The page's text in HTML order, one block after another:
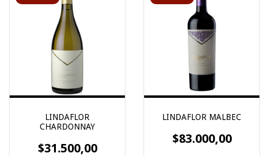
LINDAFLOR
CHARDONNAY
$31.500,00
LINDAFLOR MALBEC
$83.000,00